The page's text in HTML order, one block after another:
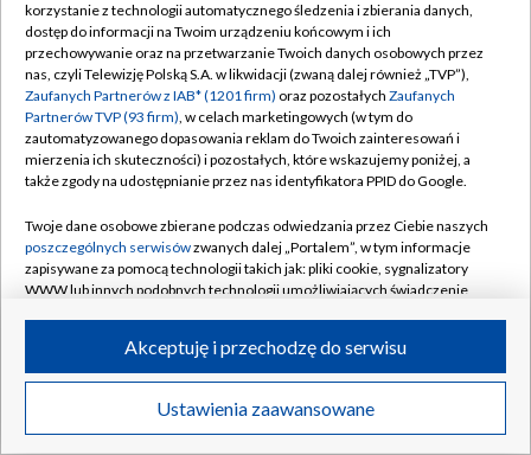
TVP
Abonament TVP
Emisja w TVP
Centrum informacji TVP
Naziemna Telewizja Cyfrowa
Rada Programowa
System NOS
Informacje o nadawcy
Program dla prasy
Ogłoszenie przetargowe
Regulamin TVP
Polityka prywatności
Moje zgody
Pomoc
Kontakt
Kanały
©2026 Telewizja Polska S.A. w likwidacji
korzystanie z technologii automatycznego śledzenia i zbierania danych,
dostęp do informacji na Twoim urządzeniu końcowym i ich
przechowywanie oraz na przetwarzanie Twoich danych osobowych przez
nas, czyli Telewizję Polską S.A. w likwidacji (zwaną dalej również „TVP”),
Zaufanych Partnerów z IAB* (1201 firm) oraz pozostałych Zaufanych
Partnerów TVP (93 firm), w celach marketingowych (w tym do
zautomatyzowanego dopasowania reklam do Twoich zainteresowań i
mierzenia ich skuteczności) i pozostałych, które wskazujemy poniżej, a
także zgody na udostępnianie przez nas identyfikatora PPID do Google.
Twoje dane osobowe zbierane podczas odwiedzania przez Ciebie naszych
poszczególnych serwisówzwanych dalej „Portalem”, w tym informacje
zapisywane za pomocą technologii takich jak: pliki cookie, sygnalizatory
WWW lub innych podobnych technologii umożliwiających świadczenie
ruchu w Internecie.
Twoje dane osobowe zbierane podczas odwiedzania przez Ciebie
poszczególnych serwisówna Portalu, takie jak adresy IP, identyfikatory
Ustawienia zaawansowane
Akceptuję i przechodzę do serwisu